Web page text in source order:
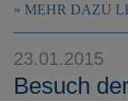
MEHR DAZU
23.01.2015
Besuch